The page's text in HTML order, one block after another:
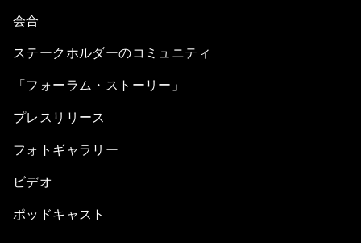
会合
ステークホルダーのコミュニティ
「フォーラム・ストーリー」
プレスリリース
フォトギャラリー
ビデオ
ポッドキャスト